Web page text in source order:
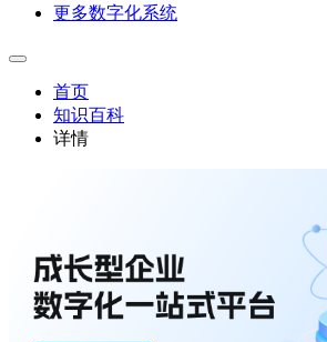
更多数字化系统
首页
知识百科
详情